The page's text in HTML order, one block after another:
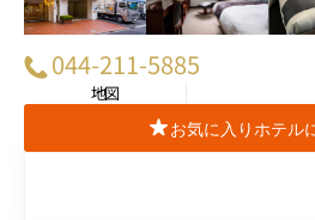
044-211-5885
地図
お気に入りホテル